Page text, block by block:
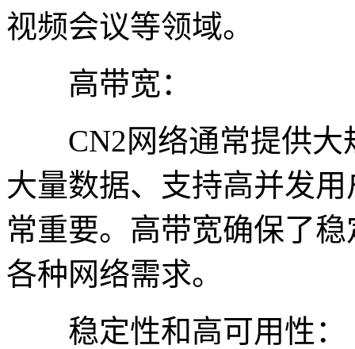
视频会议等领域。
高带宽：
CN2网络通常提供大
大量数据、支持高并发
常重要。高带宽确保了
各种网络需求。
稳定性和高可用性：